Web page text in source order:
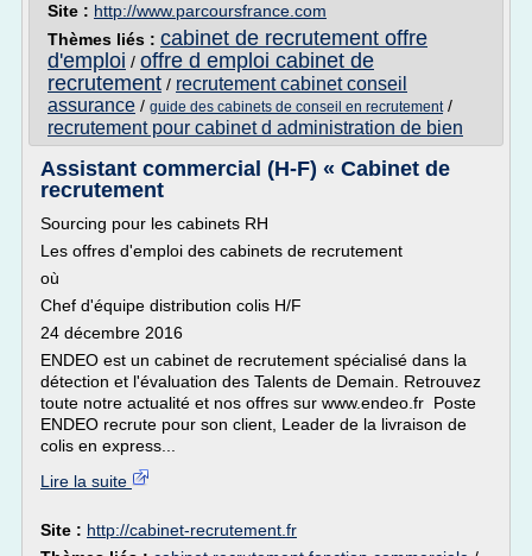
Site : http://www.parcoursfrance.com
Thèmes liés : cabinet de recrutement offre
d'emploi / offre d emploi cabinet de
recrutement / recrutement cabinet conseil
assurance / guide des cabinets de conseil en recrutement/
recrutement pour cabinet d administration de bien
Assistant commercial (H-F) « Cabinet de
recrutement
Sourcing pour les cabinets RH
Les offres d'emploi des cabinets de recrutement
où
Chef d'équipe distribution colis H/F
24 décembre 2016
ENDEO est un cabinet de recrutement spécialisé dans la
détection et l'évaluation des Talents de Demain. Retrouvez
toute notre actualité et nos offres sur www.endeo.fr Poste
ENDEO recrute pour son client, Leader de la livraison de
colis en express...
Lire la suite
Site : http://cabinet-recrutement.fr